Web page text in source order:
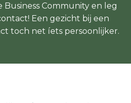
Business Community en leg
Een gezicht bij een
toch net íets persoonlijker.